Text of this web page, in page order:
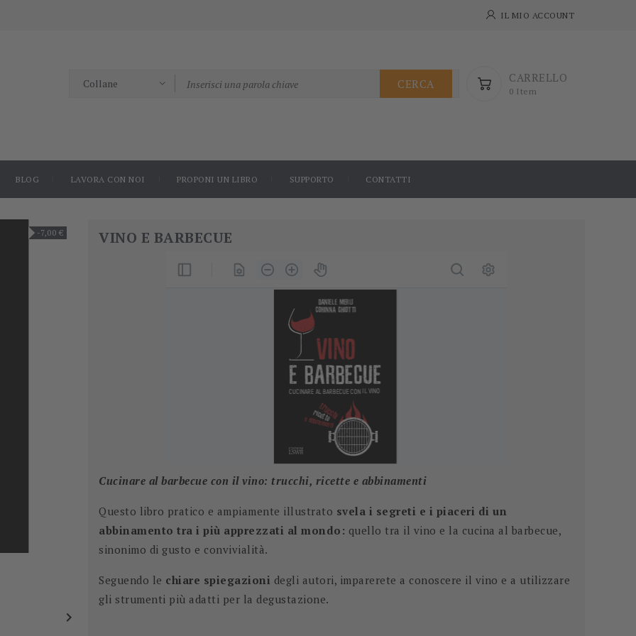
IL MIO ACCOUNT
CARRELLO
0 Item
CERCA
BLOG LAVORA CON NOI PROPONI UN LIBRO SUPPORTO CONTATTI
-7,00 €

VINO E BARBECUE
Cucinare al barbecue con il vino: trucchi, ricette e abbinamenti
Questo libro pratico e ampiamente illustrato svela i segreti e i piaceri di un
abbinamento tra i più apprezzati al mondo: quello tra il vino e la cucina al barbecue,
sinonimo di gusto e convivialità.
Seguendo le chiare spiegazioni degli autori, imparerete a conoscere il vino e a utilizzare
gli strumenti più adatti per la degustazione.